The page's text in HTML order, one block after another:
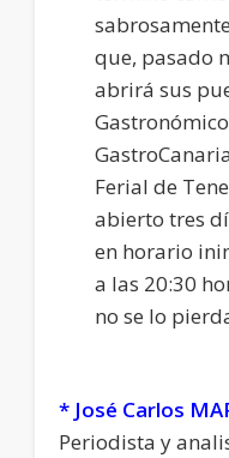
que, pasado
abrirá sus
Ferial de
abierto tres
en horario
a las 20:30
no se lo
* José Carlos
Periodista y